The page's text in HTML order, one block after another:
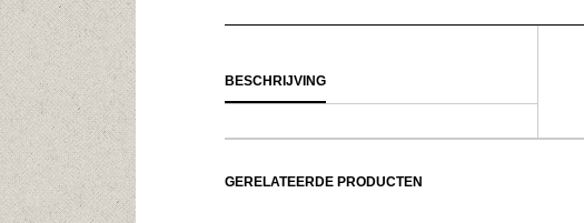
BESCHRIJVING
GERELATEERDE PRODUCTEN